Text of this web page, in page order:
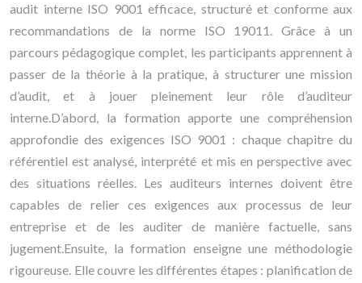
audit interne ISO 9001 efficace, structuré et conforme aux
recommandations de la norme ISO 19011. Grâce à un
parcours pédagogique complet, les participants apprennent à
passer de la théorie à la pratique, à structurer une mission
d’audit, et à jouer pleinement leur rôle d’auditeur
interne.D’abord, la formation apporte une compréhension
approfondie des exigences ISO 9001 : chaque chapitre du
référentiel est analysé, interprété et mis en perspective avec
des situations réelles. Les auditeurs internes doivent être
capables de relier ces exigences aux processus de leur
entreprise et de les auditer de manière factuelle, sans
jugement.Ensuite, la formation enseigne une méthodologie
rigoureuse. Elle couvre les différentes étapes : planification de